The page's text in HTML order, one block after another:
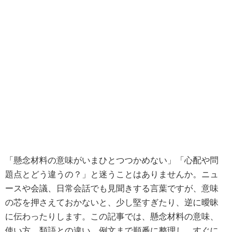
「懸念材料の意味がいまひとつつかめない」「心配や問
題点とどう違うの？」と迷うことはありませんか。ニュ
ースや会議、日常会話でも見聞きする言葉ですが、意味
の芯を押さえておかないと、少し堅すぎたり、逆に曖昧
に伝わったりします。この記事では、懸念材料の意味、
使い方、類語との違い、例文まで順番に整理し、すぐに